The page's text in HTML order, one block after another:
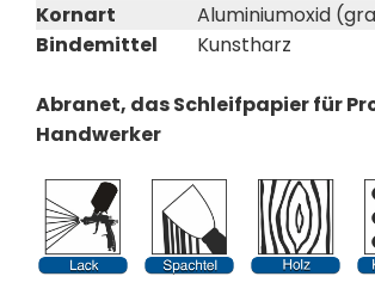
Kornart
Aluminiumoxid
Bindemittel
Kunstharz
Abranet, das Schleifpapier für
Handwerker